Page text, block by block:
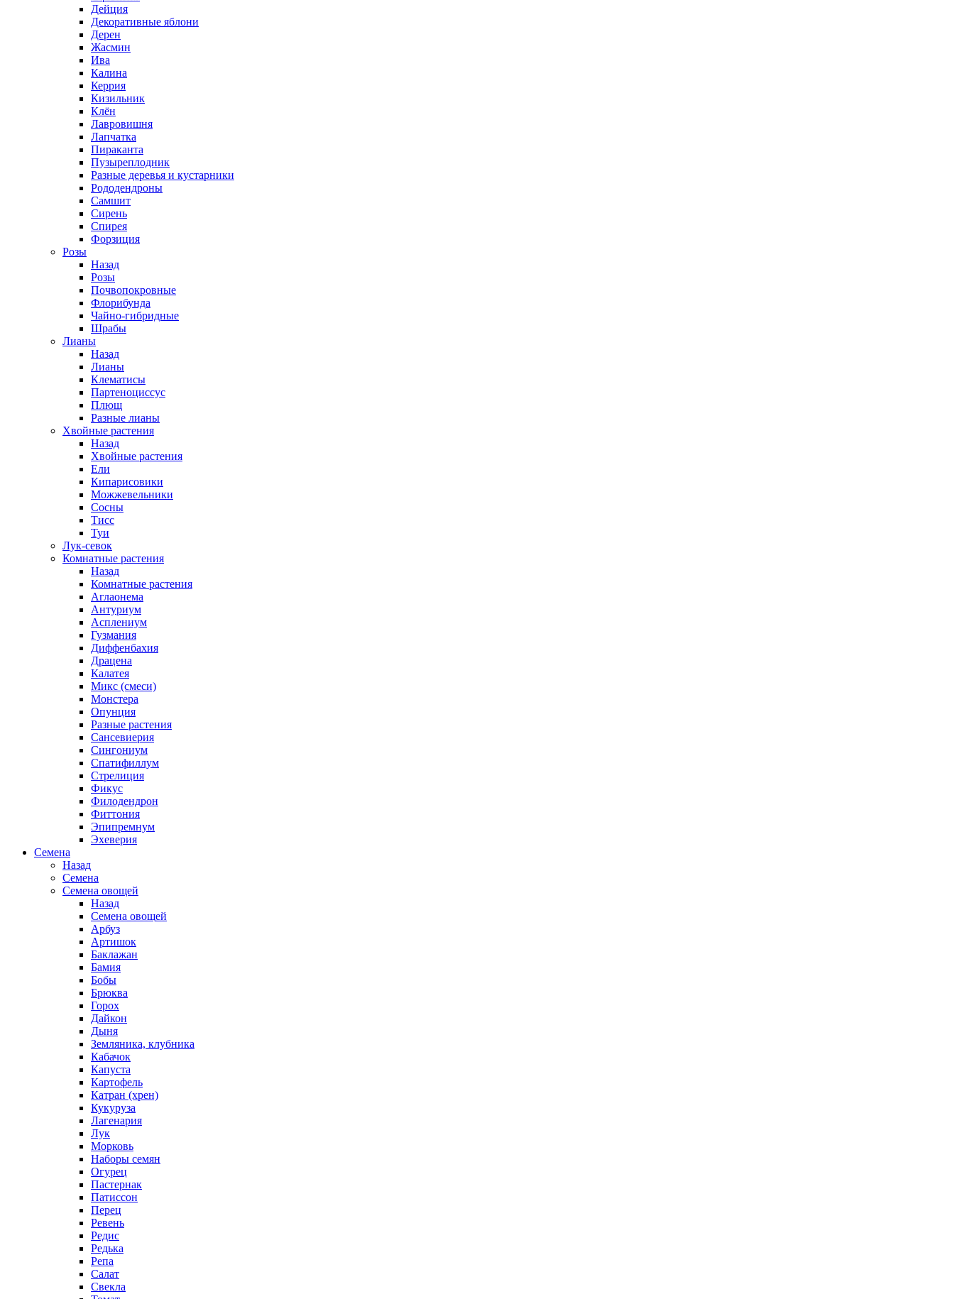
Дейция
Декоративные яблони
Дерен
Жасмин
Ива
Калина
Керрия
Кизильник
Клён
Лавровишня
Лапчатка
Пираканта
Пузыреплодник
Разные деревья и кустарники
Рододендроны
Самшит
Сирень
Спирея
Форзиция
Розы
Назад
Розы
Почвопокровные
Флорибунда
Чайно-гибридные
Шрабы
Лианы
Назад
Лианы
Клематисы
Партеноциссус
Плющ
Разные лианы
Хвойные растения
Назад
Хвойные растения
Ели
Кипарисовики
Можжевельники
Сосны
Тисс
Туи
Лук-севок
Комнатные растения
Назад
Комнатные растения
Аглаонема
Антуриум
Асплениум
Гузмания
Диффенбахия
Драцена
Калатея
Микс (смеси)
Монстера
Опунция
Разные растения
Сансевиерия
Сингониум
Спатифиллум
Стрелиция
Фикус
Филодендрон
Фиттония
Эпипремнум
Эхеверия
Семена
Назад
Семена
Семена овощей
Назад
Семена овощей
Арбуз
Артишок
Баклажан
Бамия
Бобы
Брюква
Горох
Дайкон
Дыня
Земляника, клубника
Кабачок
Капуста
Картофель
Катран (хрен)
Кукуруза
Лагенария
Лук
Морковь
Наборы семян
Огурец
Пастернак
Патиссон
Перец
Ревень
Редис
Редька
Репа
Салат
Свекла